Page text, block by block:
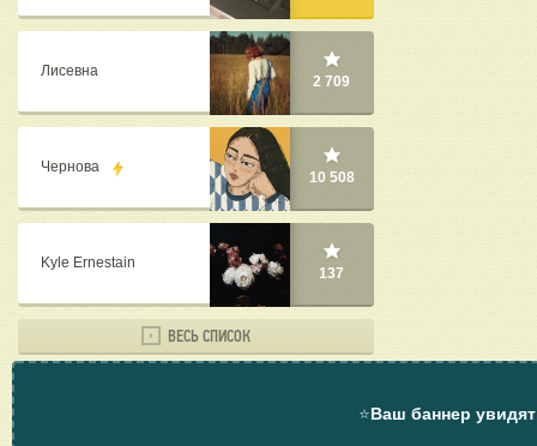
Лисевна
2 709
Чернова
10 508
Kyle Ernestain
137
ВЕСЬ СПИСОК
⭐Ваш баннер